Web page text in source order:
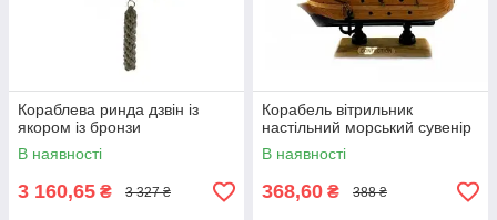
Кораблева ринда дзвін із
якором із бронзи
В наявності
3 160,65 ₴ 3 327 ₴
Корабель вітрильник
настільний морський сувенір
В наявності
368,60 ₴ 388 ₴